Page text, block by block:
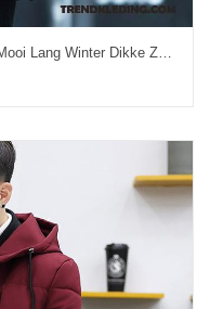
Donsjas Heren Katoenen Jas Slim Fit Mooi Lang Winter Dikke Zwart